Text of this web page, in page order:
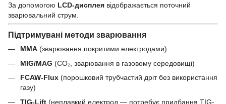
За допомогою LCD-дисплея відображається поточний
зварювальний струм.
Підтримувані методи зварювання
MMA (зварювання покритими електродами)
MIG/MAG (CO₂, зварювання в газовому середовищі)
FCAW-Flux (порошковий трубчастий дріт без використання
газу)
TIG-Lift (неплавкий електрод — потребує придбання TIG-